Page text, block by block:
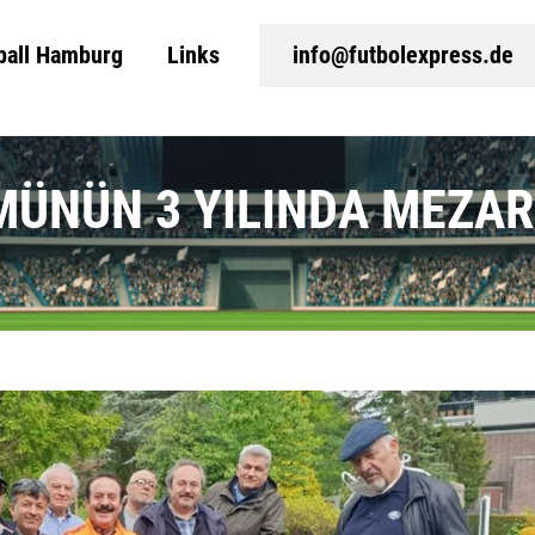
Hamburg Links info@futbolexpress.de
3 YILINDA